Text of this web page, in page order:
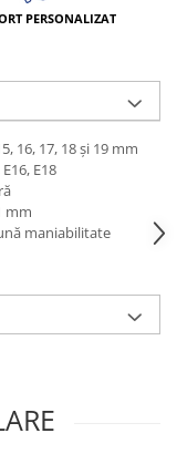
PERSONALIZAT
16, 17, 18 şi 19 mm
E18
mm
maniabilitate